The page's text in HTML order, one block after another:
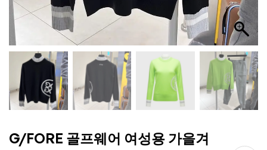
G/FORE 골프웨어 여성용 가을겨